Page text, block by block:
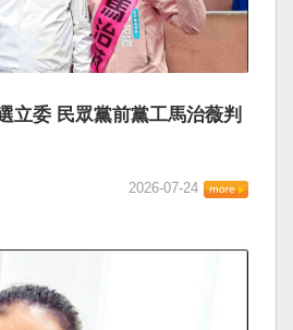
立委 民眾黨前黨工馬治薇判
2026-07-24